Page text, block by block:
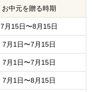
お中元を贈る時期
7月15日〜8月15日
7月1日〜7月15日
7月1日〜7月15日
7月1日〜8月15日